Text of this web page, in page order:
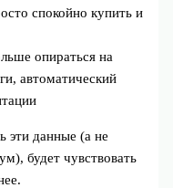
спокойно купить и
опираться на
автоматический
эти данные (а не
будет чувствовать